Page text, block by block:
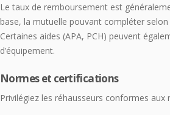
Le taux de remboursement est
base, la mutuelle pouvant compléter
Certaines aides (APA, PCH) peuvent
d’équipement.
Normes et certifications
Privilégiez les réhausseurs conformes aux